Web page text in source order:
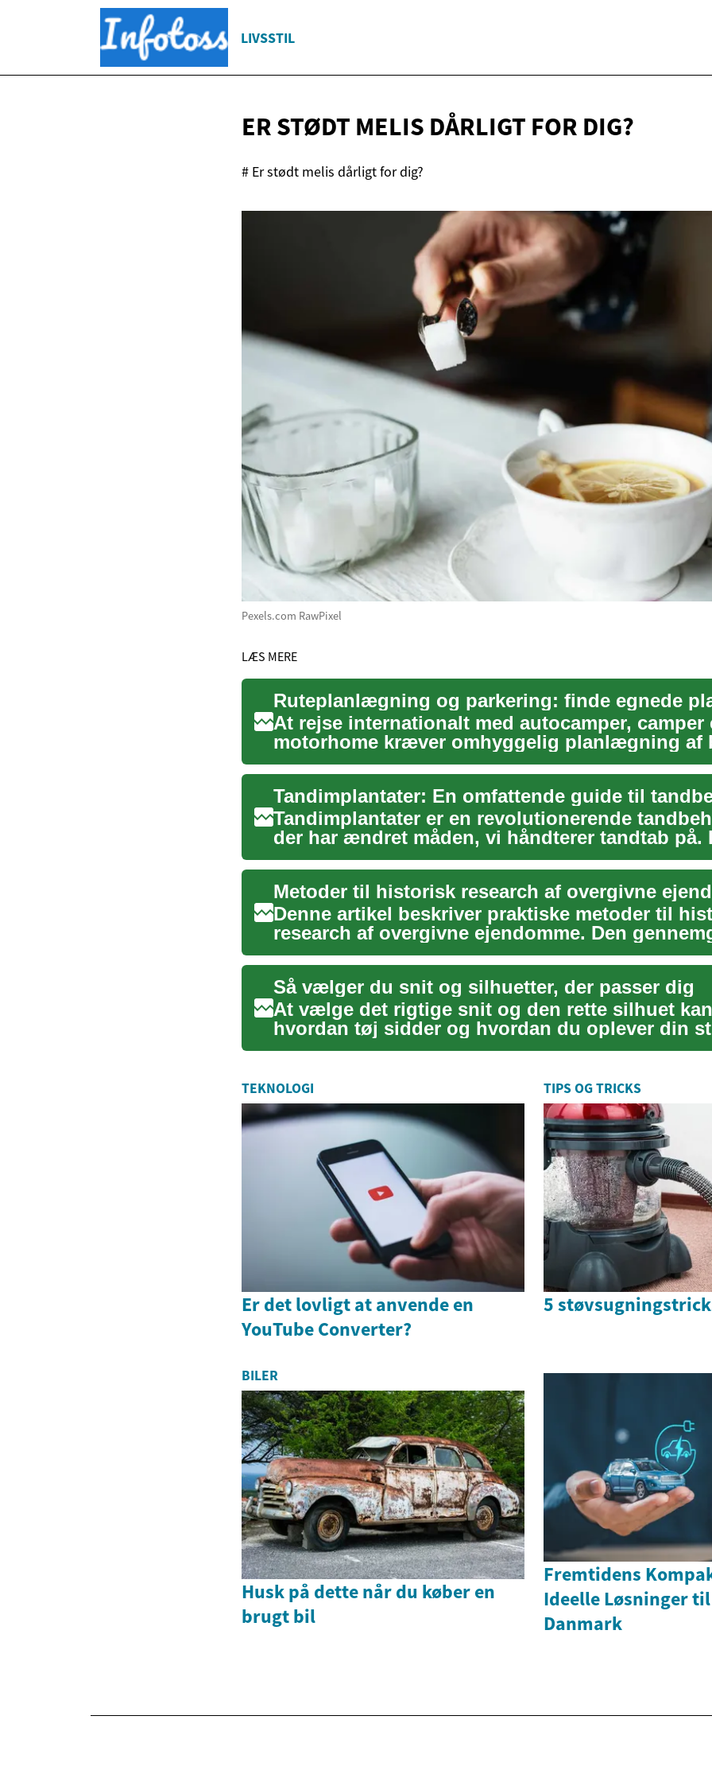
LIVSSTIL
ER STØDT MELIS DÅRLIGT FOR DIG?
# Er stødt melis dårligt for dig?
Pexels.com RawPixel
LÆS MERE
At rejse internationalt med autocamper, camper
motorhome kræver omhyggelig planlægning af
og parkerin...
Tandimplantater: En omfattende guide til
Tandimplantater er en revolutionerende
der har ændret måden, vi håndterer tandtab på.
avancered...
Metoder til historisk research af overgivne
Denne artikel beskriver praktiske metoder til
research af overgivne ejendomme. Den
kilder, dokume...
Så vælger du snit og silhuetter, der passer dig
At vælge det rigtige snit og den rette silhuet
hvordan tøj sidder og hvordan du oplever din
gu...
TEKNOLOGI
Er det lovligt at anvende en
YouTube Converter?
TIPS OG TRICKS
5
BILER
Husk på dette når du køber en
brugt bil
Fremtidens
Ideelle Løsninger
Danmark